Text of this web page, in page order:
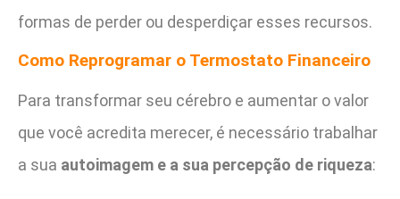
formas de perder ou desperdiçar esses recursos.
Como Reprogramar o Termostato Financeiro
Para transformar seu cérebro e aumentar o valor
que você acredita merecer, é necessário trabalhar
a sua autoimagem e a sua percepção de riqueza: